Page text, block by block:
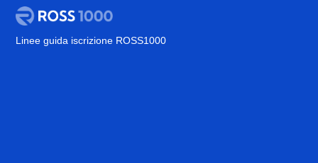
Linee guida iscrizione ROSS1000